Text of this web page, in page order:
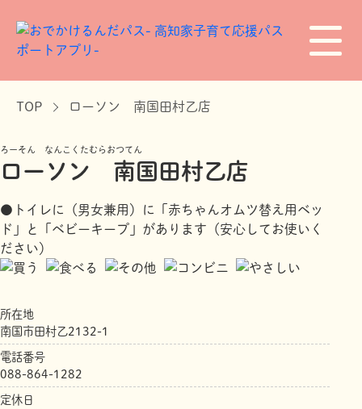
TOP ローソン 南国田村乙店
ろーそん なんこくたむらおつてん
ローソン 南国田村乙店
●トイレに（男女兼用）に「赤ちゃんオムツ替え用ベッ
ド」と「ベビーキープ」があります（安心してお使いく
ださい）
所在地
南国市田村乙2132-1
電話番号
088-864-1282
定休日